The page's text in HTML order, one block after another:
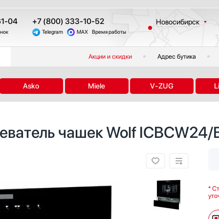
04 +7 (800) 333-10-52
Telegram MAX Время работы
Новосибирск
Санкт-Петербург
Краснодар
Екатеринбург
Другие регионы
Акции и скидки Адрес бутика
Asko Miele V-ZUG
чашек Wolf ICBCW24/
*